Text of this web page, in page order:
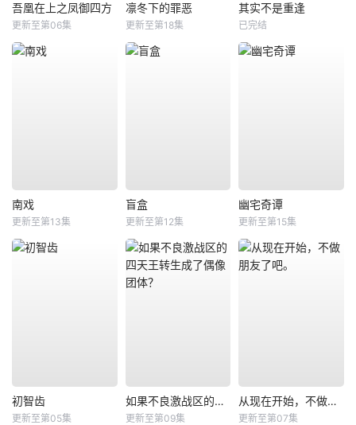
吾凰在上之凤御四方
更新至第06集
凛冬下的罪恶
更新至第18集
其实不是重逢
已完结
南戏
更新至第13集
盲盒
更新至第12集
幽宅奇谭
更新至第15集
初智齿
更新至第05集
如果不良激战区的四天王转生成了偶像团体？
更新至第09集
从现在开始，不做朋友了吧。
更新至第07集